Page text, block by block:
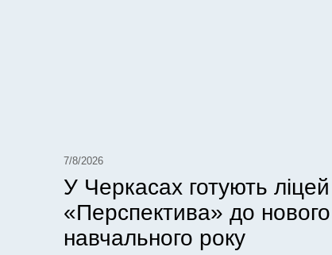
7/8/2026
У Черкасах готують ліцей
«Перспектива» до нового
навчального року